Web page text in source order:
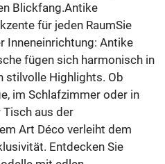
Blickfang.Antike
für jeden RaumSie
Inneneinrichtung: Antike
fügen sich harmonisch in
stilvolle Highlights. Ob
im Schlafzimmer oder in
aus der
Art Déco verleiht dem
Entdecken Sie